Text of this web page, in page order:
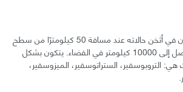
الغلاف الجوي للأرض يكون في أثخن حالاته عند مسافة 50 كيلومترًا من سطح
الأرض، لكنه في الواقع يصل إلى 10000 كيلومتر في الفضاء. يتكون بشكل
الستراتوسفير، الميزوسفير،